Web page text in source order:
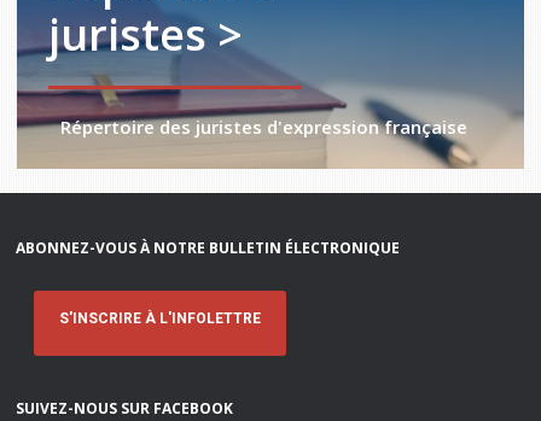
juristes >
Répertoire des juristes d'expression française
ABONNEZ-VOUS À NOTRE BULLETIN ÉLECTRONIQUE
S'INSCRIRE À L'INFOLETTRE
SUIVEZ-NOUS SUR FACEBOOK